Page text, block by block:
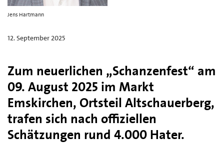
Jens Hartmann
12. September 2025
Zum neuerlichen „Schanzenfest“ am
09. August 2025 im Markt
Emskirchen, Ortsteil Altschauerberg,
trafen sich nach offiziellen
Schätzungen rund 4.000 Hater.